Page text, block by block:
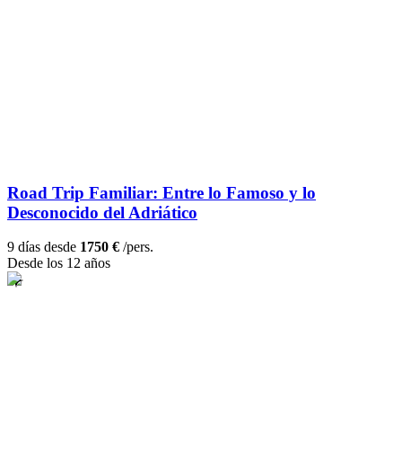
Road Trip Familiar: Entre lo Famoso y lo
Desconocido del Adriático
9 días desde 1750 € /pers.
Desde los 12 años